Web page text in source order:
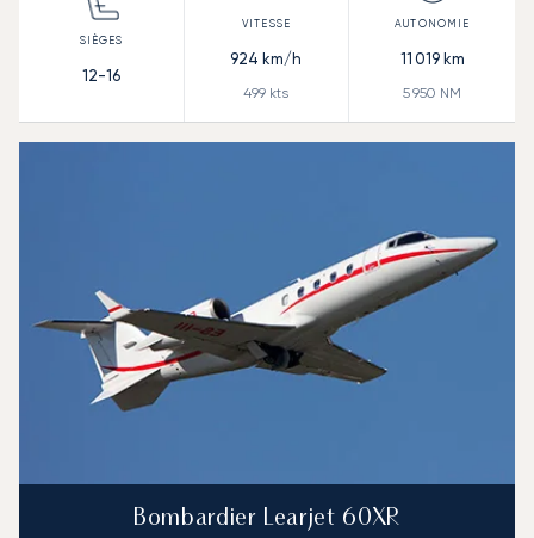
12-16
924 km/h
499 kts
11 019km
5 950 NM
Bombardier Learjet 60XR